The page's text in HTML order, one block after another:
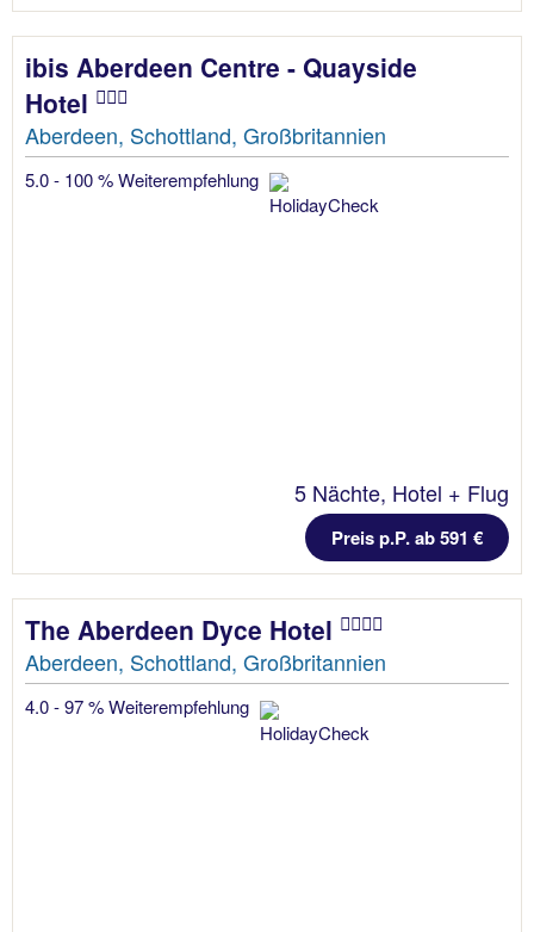
ibis Aberdeen Centre - Quayside
Hotel
Aberdeen, Schottland, Großbritannien
5.0 - 100 % Weiterempfehlung
5 Nächte, Hotel + Flug
Preis p.P. ab 591 €
The Aberdeen Dyce Hotel
Aberdeen, Schottland, Großbritannien
4.0 - 97 % Weiterempfehlung